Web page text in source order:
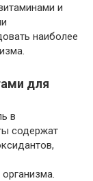
и
наиболее
для
в
содержат